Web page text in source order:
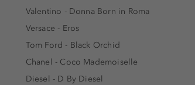
Valentino - Donna Born in Roma
Versace - Eros
Tom Ford - Black Orchid
Chanel - Coco Mademoiselle
Diesel - D By Diesel